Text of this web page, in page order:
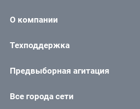
О компании
Техподдержка
Предвыборная агитация
Все города сети